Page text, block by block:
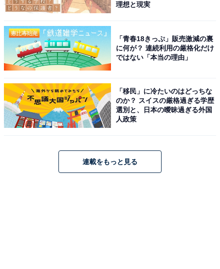
理想と現実
「青春18きっぷ」販売激減の裏
に何が？ 連続利用の厳格化だけ
ではない「本当の理由」
「移民」に冷たいのはどっちな
のか？ スイスの厳格過ぎる学歴
選別と、日本の曖昧過ぎる外国
人政策
連載をもっと見る